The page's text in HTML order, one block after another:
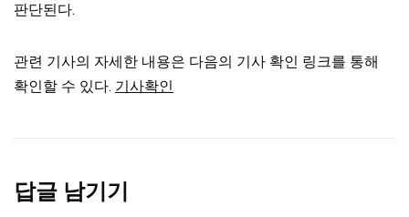
판단된다.
관련 기사의 자세한 내용은 다음의 기사 확인 링크를 통해
확인할 수 있다. 기사확인
답글 남기기